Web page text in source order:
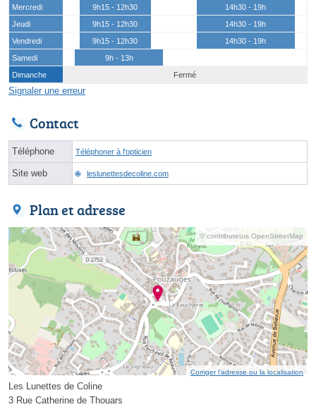
Mercredi
9h15 - 12h30
14h30 - 19h
Jeudi
9h15 - 12h30
14h30 - 19h
Vendredi
9h15 - 12h30
14h30 - 19h
Samedi
9h - 13h
Dimanche
Fermé
Signaler une erreur
Contact
Téléphone Téléphoner à l'opticien
Site web leslunettesdecoline.com
Plan et adresse
© contributeurs OpenStreetMap
Corriger l’adresse ou la localisation
Les Lunettes de Coline
3 Rue Catherine de Thouars